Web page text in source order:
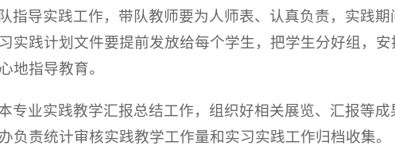
指导实践工作，带队教师要为人师表、认真负责，实践
实践计划文件要提前发放给每个学生，把学生分好组，
地指导教育。
专业实践教学汇报总结工作，组织好相关展览、汇报等
负责统计审核实践教学工作量和实习实践工作归档收集。